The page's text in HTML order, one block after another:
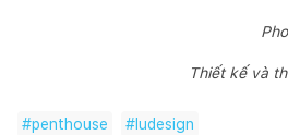
Thiết kế và
#penthouse #ludesign